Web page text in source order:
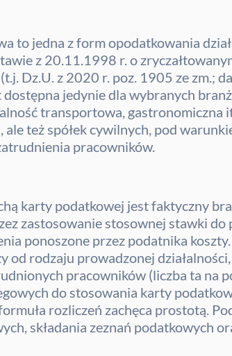
to jedna z form opodatkowania
z 20.11.1998 r. o
Dz.U. z 2020 r. poz. 1905 ze zm.;
jedynie dla wybranych
transportowa, gastronomiczna
ale też spółek cywilnych, pod
pracowników.
karty podatkowej jest faktyczny
zastosowanie stosownej stawki
ponoszone przez podatnika
od rodzaju prowadzonej
pracowników (liczba ta na
do stosowania karty
rozliczeń zachęca prostotą.
składania zeznań podatkowych